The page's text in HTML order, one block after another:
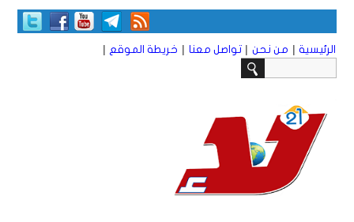
الرئيسية | من نحن | تواصل معنا | خريطة الموقع |